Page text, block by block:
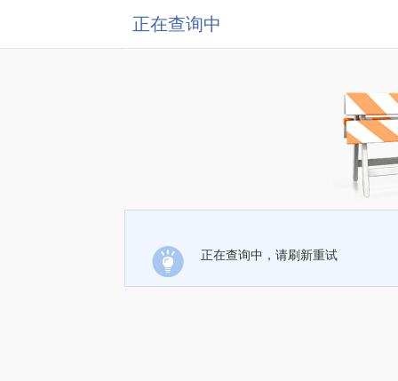
正在查询中
正在查询中，请刷新重试